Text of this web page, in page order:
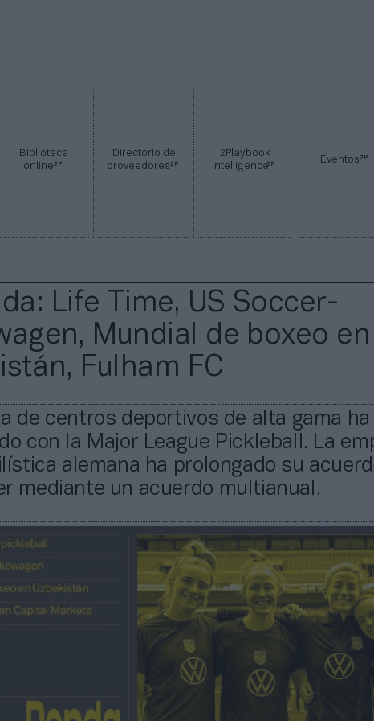
Biblioteca
online2P
Directorio de
proveedores2P
2Playbook
Intelligence2P Eventos2P
Life Time, US Soccer-
Mundial de boxeo en
Fulham FC
de centros deportivos de alta gama
con la Major League Pickleball. La
alemana ha prolongado su
mediante un acuerdo multianual.